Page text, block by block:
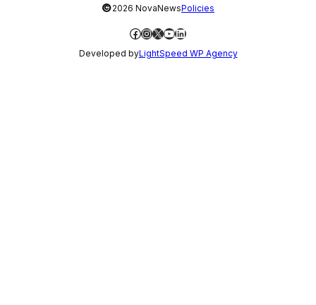
©2026 NovaNewsPolicies
Facebook
Instagram
X YouTube
LinkedIn
Developed byLightSpeed WP Agency